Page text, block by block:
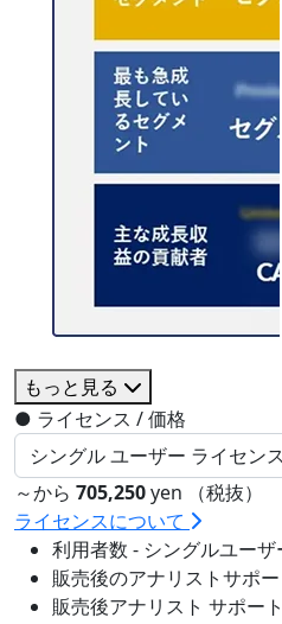
もっと見る
● ライセンス / 価格
～から 705,250yen （税抜）
ライセンスについて
利用者数 - シングルユーザ
販売後のアナリストサポ
販売後アナリスト サポー